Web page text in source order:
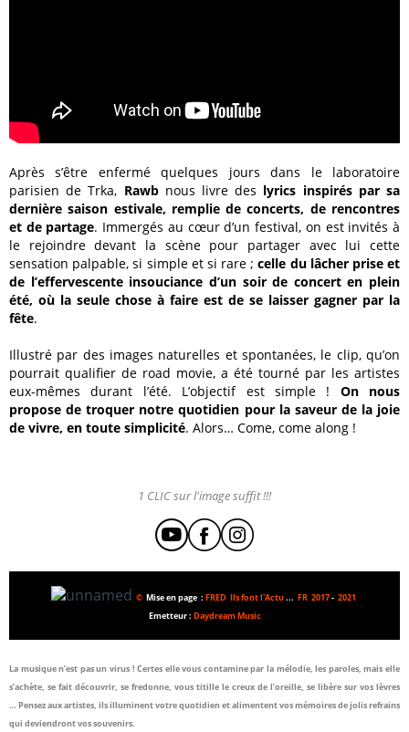
Après s’être enfermé quelques jours dans le laboratoire
parisien de Trka, Rawb nous livre des lyrics inspirés par sa
dernière saison estivale, remplie de concerts, de rencontres
et de partage. Immergés au cœur d’un festival, on est invités à
le rejoindre devant la scène pour partager avec lui cette
sensation palpable, si simple et si rare ; celle du lâcher prise et
de l’effervescente insouciance d’un soir de concert en plein
été, où la seule chose à faire est de se laisser gagner par la
fête.
Illustré par des images naturelles et spontanées, le clip, qu’on
pourrait qualifier de road movie, a été tourné par les artistes
eux-mêmes durant l’été. L’objectif est simple !
On nous
propose de troquer notre quotidien pour la saveur de la joie
de vivre, en toute simplicité. Alors… Come, come along !
1 CLIC sur l'image suffit !!!
© Mise en page : FRED Ils font l'Actu... FR 2017- 2021
Emetteur : Daydream Music
La musique n’est pas un virus ! Certes elle vous contamine par la mélodie, les paroles, mais elle
s’achète, se fait découvrir, se fredonne, vous titille le creux de l’oreille, se libère sur vos lèvres
… Pensez aux artistes, ils illuminent votre quotidien et alimentent vos mémoires de jolis refrains
qui deviendront vos souvenirs.